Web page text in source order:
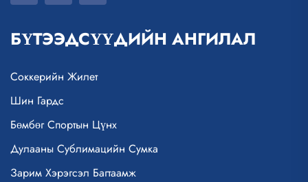
БҮТЭЭДСҮҮДИЙН АНГИЛАЛ
Соккерийн Жилет
Шин Гардс
Бөмбөг Спортын Цүнх
Дулааны Сублимацийн Сумка
Зарим Хэрэгсэл Багтаамж